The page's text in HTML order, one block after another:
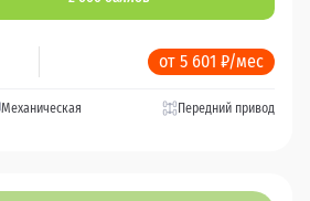
от 5 601 ₽/мес
Механическая Передний привод